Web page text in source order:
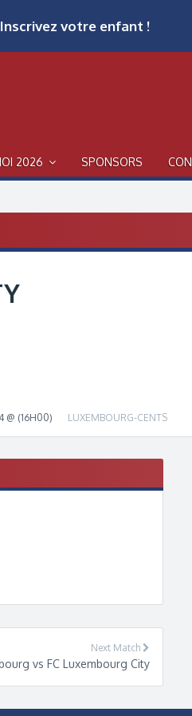
Inscrivez votre enfant !
2026 SPONSORS
@ (16H00) LUXEMBOURG-CENTS
Next Match
vs FC Luxembourg City